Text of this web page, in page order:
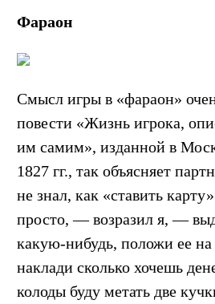
Фараон
Смысл игры в «фараон»
повести «Жизнь игрока,
им самим», изданной в
1827 гг., так объясняет
не знал, как «ставить
просто, — возразил я, —
какую-нибудь, положи ее на
наклади сколько хочешь
колоды буду метать две